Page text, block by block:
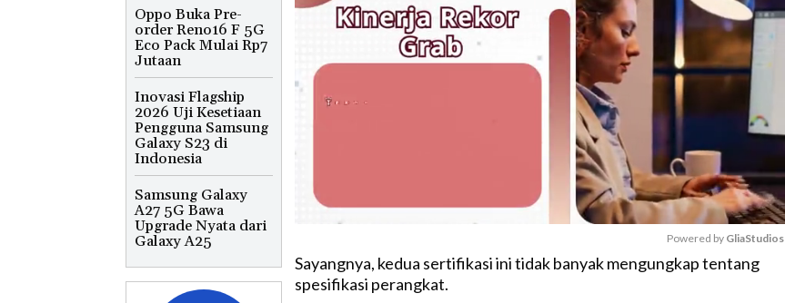
Oppo Buka Pre-
order Reno16 F 5G
Eco Pack Mulai Rp7
Jutaan
Inovasi Flagship
2026 Uji Kesetiaan
Pengguna Samsung
Galaxy S23 di
Indonesia
Samsung Galaxy
A27 5G Bawa
Upgrade Nyata dari
Galaxy A25
Powered by GliaStudios
Sayangnya, kedua sertifikasi ini tidak banyak mengungkap tentang
spesifikasi perangkat.